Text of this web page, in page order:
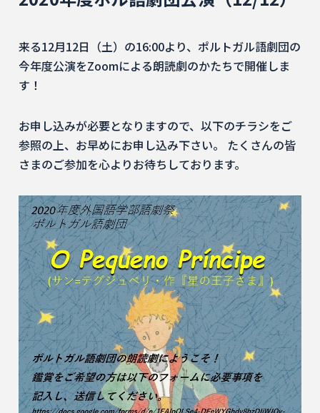
来る12月12日（土）の16:00より、ポルトガル語劇団の
今年度公演をZoomによる朗読劇のかたちで開催しま
す！
お申し込みが必要となりますので、以下のチラシをご
参照の上、お早めにお申し込み下さい。 たくさんの皆
さまのご参加を心よりお待ちしております。